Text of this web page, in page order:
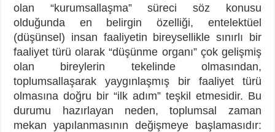
olan “kurumsallaşma” süreci söz konusu
olduğunda en belirgin özelliği, entelektüel
(düşünsel) insan faaliyetin bireysellikle sınırlı bir
faaliyet türü olarak “düşünme organı” çok gelişmiş
olan bireylerin tekelinde olmasından,
toplumsallaşarak yaygınlaşmış bir faaliyet türü
olmasına doğru bir “ilk adım” teşkil etmesidir. Bu
durumu hazırlayan neden, toplumsal zaman
mekan yapılanmasının değişmeye başlamasıdır: